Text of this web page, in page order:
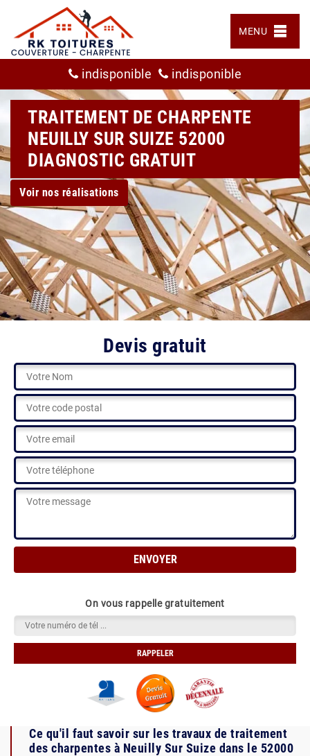
MENU
indisponible indisponible
TRAITEMENT DE CHARPENTE
NEUILLY SUR SUIZE 52000
DIAGNOSTIC GRATUIT
Voir nos réalisations
Devis gratuit
On vous rappelle gratuitement
Ce qu'il faut savoir sur les travaux de traitement
des charpentes à Neuilly Sur Suize dans le 52000